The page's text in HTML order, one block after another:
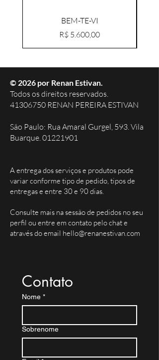
BEM-TE-VI
Preço
R$ 5.600,00
© 2026 por Renan Estivan.
Todos os direitos reservados.
41306750 RENAN PEREIRA ESTIVAN
São Paulo: Rua Amaral Gurgel, 593. Vila
Buarque. 01221901
A entrega dos serviços e produtos pode
variar conforme tipo de pedido, tipos de
entregas e entre 30 e 90 dias.
Consulte mais na sessão de pedidos no seu
perfil ou entre em contato pelo chat e
através do email hello@renanestivan.com
Contato
Nome *
Sobrenome